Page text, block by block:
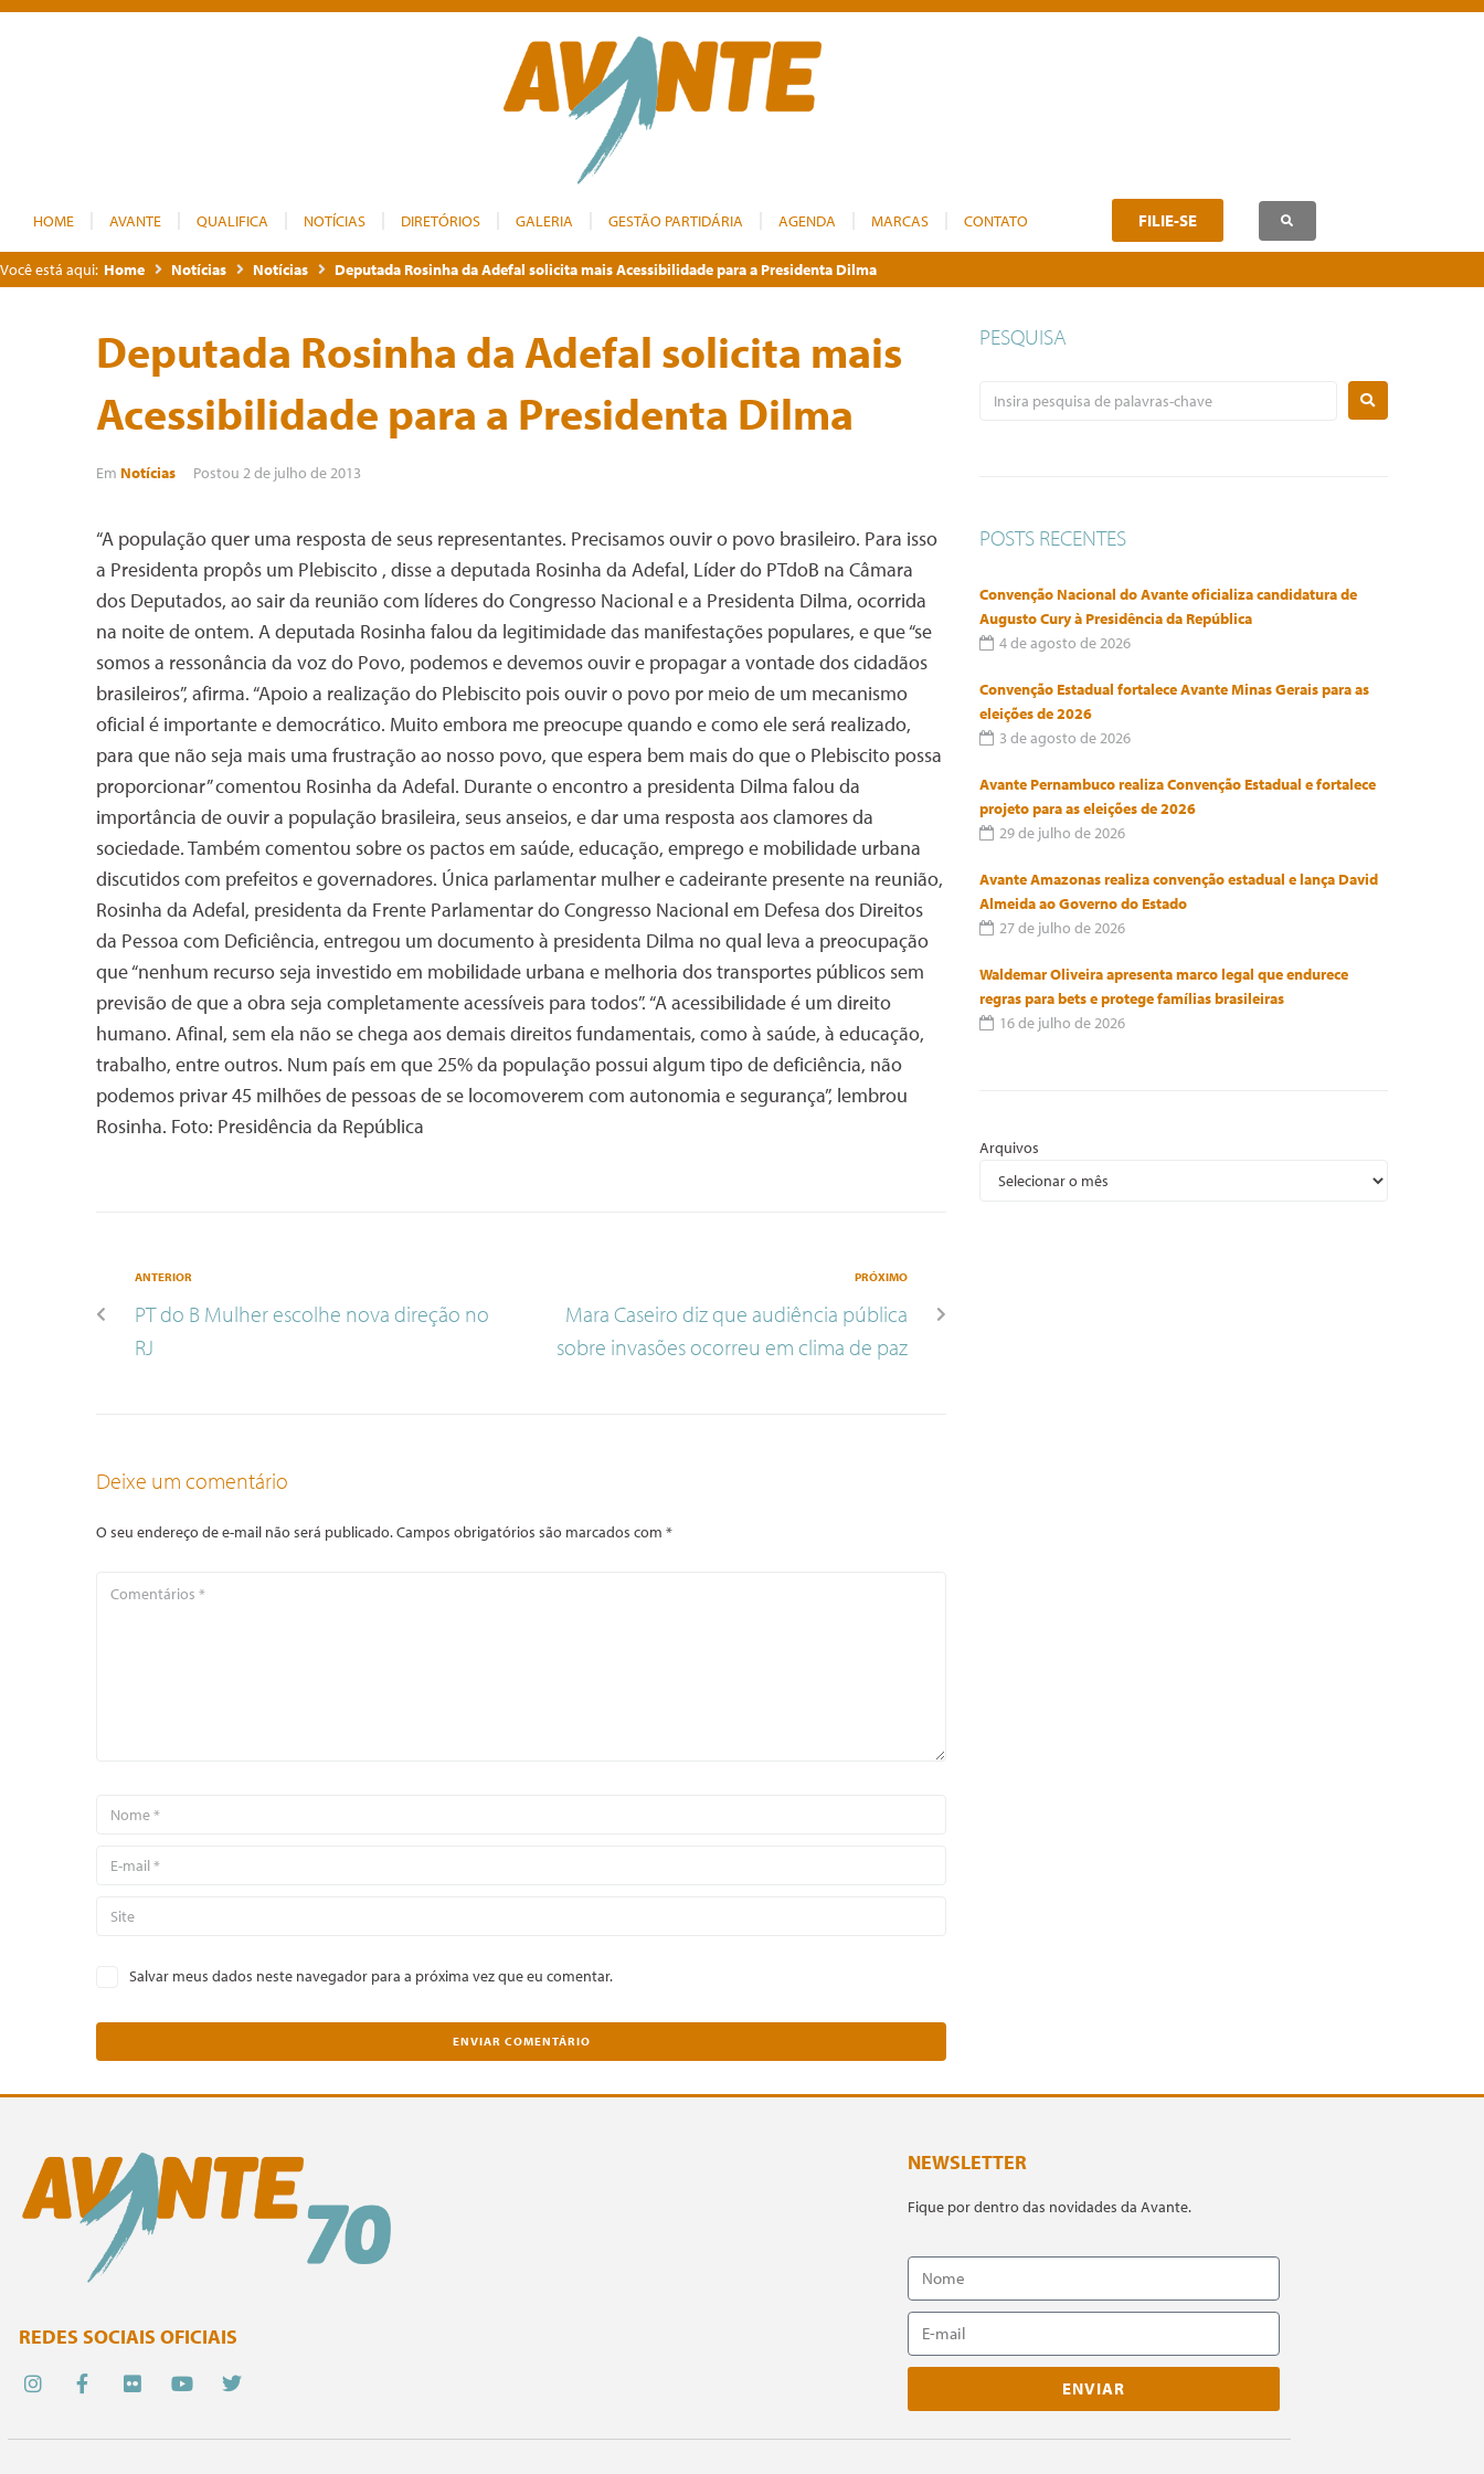
HOME AVANTE QUALIFICA NOTÍCIAS DIRETÓRIOS GALERIA GESTÃO PARTIDÁRIA AGENDA MARCAS CONTATO FILIE-SE
Você está aqui: Home Notícias Notícias Deputada Rosinha da Adefal solicita mais Acessibilidade para a Presidenta Dilma
Deputada Rosinha da Adefal solicita mais
Acessibilidade para a Presidenta Dilma
Em Notícias Postou 2 de julho de 2013
“A população quer uma resposta de seus representantes. Precisamos ouvir o povo brasileiro. Para isso
a Presidenta propôs um Plebiscito , disse a deputada Rosinha da Adefal, Líder do PTdoB na Câmara
dos Deputados, ao sair da reunião com líderes do Congresso Nacional e a Presidenta Dilma, ocorrida
na noite de ontem. A deputada Rosinha falou da legitimidade das manifestações populares, e que “se
somos a ressonância da voz do Povo, podemos e devemos ouvir e propagar a vontade dos cidadãos
brasileiros”, afirma. “Apoio a realização do Plebiscito pois ouvir o povo por meio de um mecanismo
oficial é importante e democrático. Muito embora me preocupe quando e como ele será realizado,
para que não seja mais uma frustração ao nosso povo, que espera bem mais do que o Plebiscito possa
proporcionar” comentou Rosinha da Adefal. Durante o encontro a presidenta Dilma falou da
importância de ouvir a população brasileira, seus anseios, e dar uma resposta aos clamores da
sociedade. Também comentou sobre os pactos em saúde, educação, emprego e mobilidade urbana
discutidos com prefeitos e governadores. Única parlamentar mulher e cadeirante presente na reunião,
Rosinha da Adefal, presidenta da Frente Parlamentar do Congresso Nacional em Defesa dos Direitos
da Pessoa com Deficiência, entregou um documento à presidenta Dilma no qual leva a preocupação
que “nenhum recurso seja investido em mobilidade urbana e melhoria dos transportes públicos sem
previsão de que a obra seja completamente acessíveis para todos”. “A acessibilidade é um direito
humano. Afinal, sem ela não se chega aos demais direitos fundamentais, como à saúde, à educação,
trabalho, entre outros. Num país em que 25% da população possui algum tipo de deficiência, não
podemos privar 45 milhões de pessoas de se locomoverem com autonomia e segurança”, lembrou
Rosinha. Foto: Presidência da República
ANTERIOR
PT do B Mulher escolhe nova direção no
RJ
PRÓXIMO
Mara Caseiro diz que audiência pública
sobre invasões ocorreu em clima de paz
Deixe um comentário
O seu endereço de e-mail não será publicado.Campos obrigatórios são marcados com *
Salvar meus dados neste navegador para a próxima vez que eu comentar.
PESQUISA
POSTS RECENTES
Convenção Nacional do Avante oficializa candidatura de
Augusto Cury à Presidência da República
4 de agosto de 2026
Convenção Estadual fortalece Avante Minas Gerais para as
eleições de 2026
3 de agosto de 2026
Avante Pernambuco realiza Convenção Estadual e fortalece
projeto para as eleições de 2026
29 de julho de 2026
Avante Amazonas realiza convenção estadual e lança David
Almeida ao Governo do Estado
27 de julho de 2026
Waldemar Oliveira apresenta marco legal que endurece
regras para bets e protege famílias brasileiras
16 de julho de 2026
Arquivos
REDES SOCIAIS OFICIAIS
NEWSLETTER
Fique por dentro das novidades da Avante.
ENVIAR